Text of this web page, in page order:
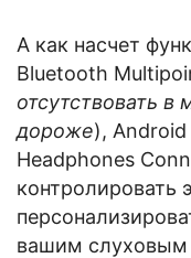
А как насчет
Bluetooth
отсутствовать в
дороже),
Headphones
контролировать
вашим